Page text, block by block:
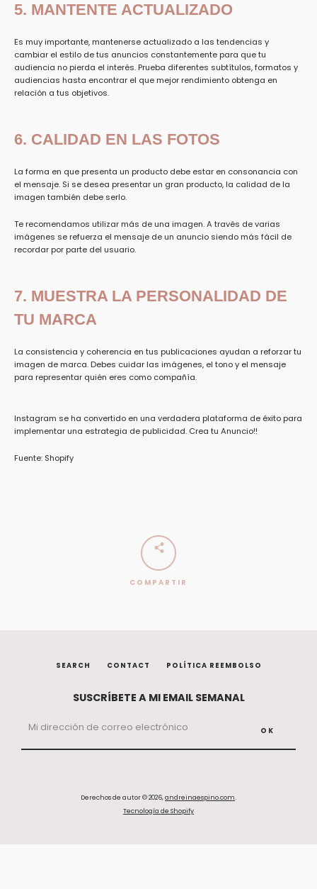
5. MANTENTE ACTUALIZADO
Es muy importante, mantenerse actualizado a las tendencias y
cambiar el estilo de tus anuncios constantemente para que tu
audiencia no pierda el interés. Prueba diferentes subtítulos, formatos y
audiencias hasta encontrar el que mejor rendimiento obtenga en
relación a tus objetivos.
6. CALIDAD EN LAS FOTOS
La forma en que presenta un producto debe estar en consonancia con
el mensaje. Si se desea presentar un gran producto, la calidad de la
imagen también debe serlo.
Te recomendamos utilizar más de una imagen. A través de varias
imágenes se refuerza el mensaje de un anuncio siendo más fácil de
recordar por parte del usuario.
7. MUESTRA LA PERSONALIDAD DE
TU MARCA
La consistencia y coherencia en tus publicaciones ayudan a reforzar tu
imagen de marca. Debes cuidar las imágenes, el tono y el mensaje
para representar quién eres como compañía.
Instagram se ha convertido en una verdadera plataforma de éxito para
implementar una estrategia de publicidad. Crea tu Anuncio!!
Fuente: Shopify
COMPARTIR
SEARCH CONTACT POLÍTICA REEMBOLSO
SUSCRÍBETE A MI EMAIL SEMANAL
Derechos de autor © 2026,andreinaespino.com.
Tecnología de Shopify